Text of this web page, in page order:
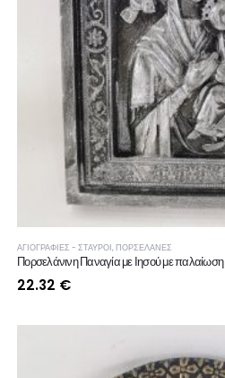
ΑΓΙΟΓΡΑΦΙΕΣ - ΣΤΑΥΡΟΙ,ΠΟΡΣΕΛΑΝΕΣ
Πορσελάνινη Παναγία με Ιησού με παλαίωση
22.32 €